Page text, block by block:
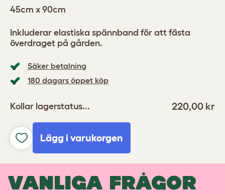
Säker betalning
180 dagars öppet köp
Kollar lagerstatus... 220,00 kr
Lägg i varukorgen
45cm x 90cm
Inkluderar elastiska spännband för att fästa
överdraget på gården.
VANLIGA FRÅGOR